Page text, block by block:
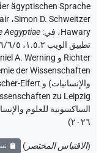
ägyptischen Sprache
Simon D. Schweitzer،
Hawary، في:
Aegyptiae
الساكسونية للعلوم
٢٠٢٦)
(الاقتباس المختصر )